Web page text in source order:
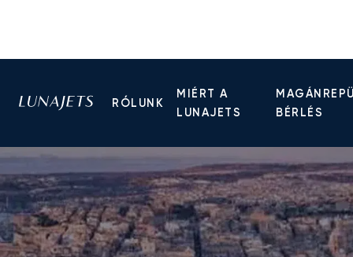
RÓLUNK
MIÉRT A
LUNAJETS
BÉRLÉS